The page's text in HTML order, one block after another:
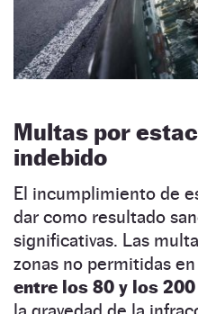
Multas por
indebido
El incumplimiento de
dar como resultado
significativas. Las
zonas no permitidas
entre los 80 y los